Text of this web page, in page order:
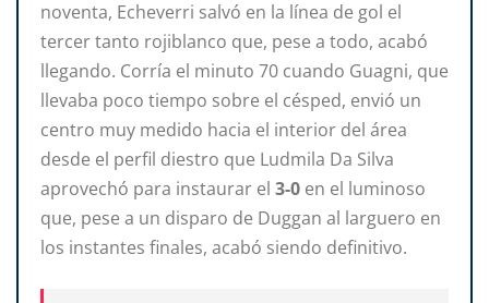
noventa, Echeverri salvó en la línea de gol el
tercer tanto rojiblanco que, pese a todo, acabó
llegando. Corría el minuto 70 cuando Guagni, que
llevaba poco tiempo sobre el césped, envió un
centro muy medido hacia el interior del área
desde el perfil diestro que Ludmila Da Silva
aprovechó para instaurar el 3-0 en el luminoso
que, pese a un disparo de Duggan al larguero en
los instantes finales, acabó siendo definitivo.